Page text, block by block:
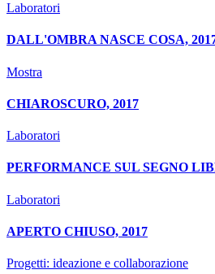
Laboratori
DALL'OMBRA NASCE COSA,
Mostra
CHIAROSCURO, 2017
Laboratori
PERFORMANCE SUL SEGNO
Laboratori
APERTO CHIUSO, 2017
Progetti: ideazione e collaborazione